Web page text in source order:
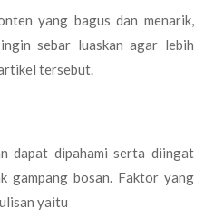
yang bagus dan menarik,
sebar luaskan agar lebih
tersebut.
dapat dipahami serta diingat
gampang bosan. Faktor yang
yaitu